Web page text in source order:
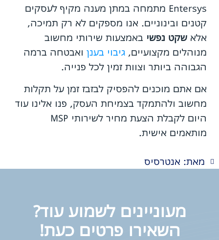
Entersys מתמחה במתן מענה מקיף לעסקים
קטנים ובינוניים. אנו מספקים לא רק תמיכה,
אלא שקט נפשי באמצעות שירותי מחשוב
מנוהלים מקצועיים, גיבוי בענן ואבטחה ברמה
הגבוהה ביותר וצוות זמין לכל פנייה.
אם אתם מוכנים להפסיק לבזבז זמן על תקלות
מחשוב ולהתמקד בצמיחת העסק, פנו אלינו עוד
היום לקבלת הצעת מחיר לשירותי MSP
מותאמים אישית.
מאת: אנטרסיס
מעוניינים לשמוע עוד?
השאירו פרטים כעת!